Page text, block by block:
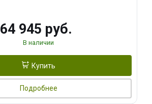
64 945 руб.
В наличии
Купить
Подробнее